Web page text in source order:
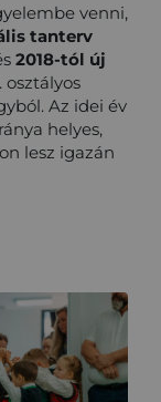
venni,
tanterv
2018-tól új
osztályos
Az idei év
helyes,
lesz igazán